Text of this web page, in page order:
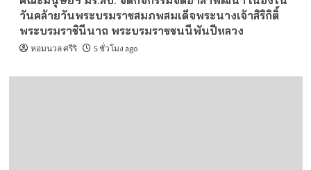
วันคล้ายวันพระบรมราชสมภพสมเด็จพระนางเจ้าสิริกิติ์
พระบรมราชินีนาถ พระบรมราชชนนีพันปีหลวง
หอมนวล ศรีริ 5 ชั่วโมง ago